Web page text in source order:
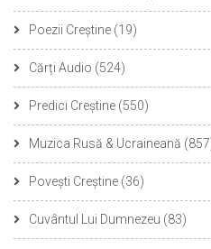
Poezii Creștine (19)
Cărți Audio (524)
Predici Creștine (550)
Muzica Rusă & Ucraineană
Povești Creștine (36)
Cuvântul Lui Dumnezeu (83)